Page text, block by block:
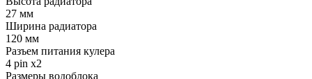
27 мм
Ширина радиатора
120 мм
Разъем питания кулера
4 pin x2
Размеры водоблока